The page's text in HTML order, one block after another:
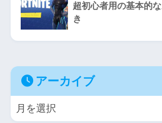
超初心者用の基本的
き
アーカイブ